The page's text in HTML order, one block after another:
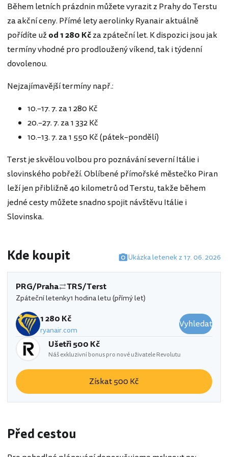
Během letních prázdnin můžete vyrazit z Prahy do Terstu
za akční ceny. Přímé lety aerolinky Ryanair aktuálně
pořídíte užod 1 280 Kčza zpáteční let. K dispozici jsou jak
termíny vhodné pro prodloužený víkend, tak i týdenní
dovolenou.
Nejzajímavější termíny např.:
10.–17. 7. za 1 280 Kč
20.–27. 7. za 1 332 Kč
10.–13. 7. za 1 550 Kč (pátek–pondělí)
Terst je skvělou volbou pro poznávání severní Itálie i
slovinského pobřeží. Oblíbené přímořské městečko Piran
leží jen přibližně 40 kilometrů od Terstu, takže během
jedné cesty můžete snadno spojit návštěvu Itálie i
Slovinska.
Kde koupit Ukázka letenek z 17. 06. 2026
PRG/Praha TRS/Terst
Zpáteční letenky1 hodina letu (přímý let)
1 280 Kč
ryanair.com
Vyhledat
Ušetři 500 Kč
Náš exkluzivní bonus pro nové uživatele Revolutu
Získat 500 Kč
Před cestou